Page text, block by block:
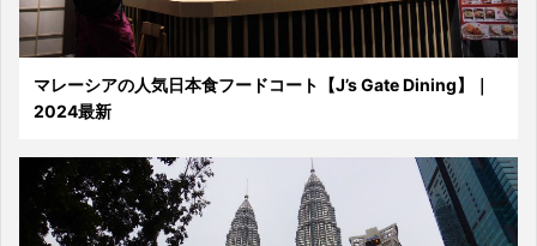
マレーシアの人気日本食フードコート【J’s Gate Dining】｜
2024最新